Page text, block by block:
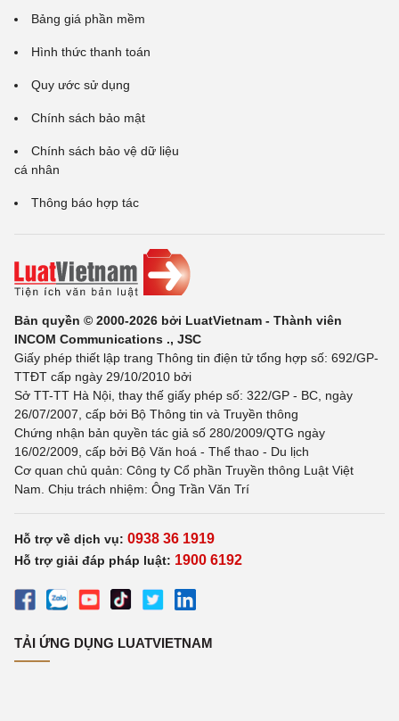
Bảng giá phần mềm
Hình thức thanh toán
Quy ước sử dụng
Chính sách bảo mật
Chính sách bảo vệ dữ liệu
cá nhân
Thông báo hợp tác
Bản quyền © 2000-2026 bởi LuatVietnam - Thành viên
INCOM Communications ., JSC
Giấy phép thiết lập trang Thông tin điện tử tổng hợp số: 692/GP-
TTĐT cấp ngày 29/10/2010 bởi
Sở TT-TT Hà Nội, thay thế giấy phép số: 322/GP - BC, ngày
26/07/2007, cấp bởi Bộ Thông tin và Truyền thông
Chứng nhận bản quyền tác giả số 280/2009/QTG ngày
16/02/2009, cấp bởi Bộ Văn hoá - Thể thao - Du lịch
Cơ quan chủ quản: Công ty Cổ phần Truyền thông Luật Việt
Nam. Chịu trách nhiệm: Ông Trần Văn Trí
Hỗ trợ về dịch vụ: 0938 36 1919
Hỗ trợ giải đáp pháp luật: 1900 6192
TẢI ỨNG DỤNG LUATVIETNAM